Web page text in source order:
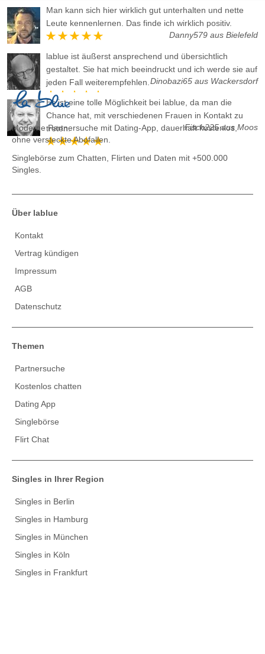
Man kann sich hier wirklich gut unterhalten und nette
Leute kennenlernen. Das finde ich wirklich positiv.
Danny579 aus Bielefeld
lablue ist äußerst ansprechend und übersichtlich
gestaltet. Sie hat mich beeindruckt und ich werde sie auf
jeden Fall weiterempfehlen. Dinobazi65 aus Wackersdorf
Es ist eine tolle Möglichkeit bei lablue, da man die
Chance hat, mit verschiedenen Frauen in Kontakt zu
treten.
Fisch225 aus Moos
Moderne Partnersuche mit Dating-App, dauerhaft kostenlos,
ohne versteckte Abofallen.
Singlebörse zum Chatten, Flirten und Daten mit +500.000
Singles.
Über lablue
Kontakt
Vertrag kündigen
Impressum
AGB
Datenschutz
Themen
Partnersuche
Kostenlos chatten
Dating App
Singlebörse
Flirt Chat
Singles in Ihrer Region
Singles in Berlin
Singles in Hamburg
Singles in München
Singles in Köln
Singles in Frankfurt